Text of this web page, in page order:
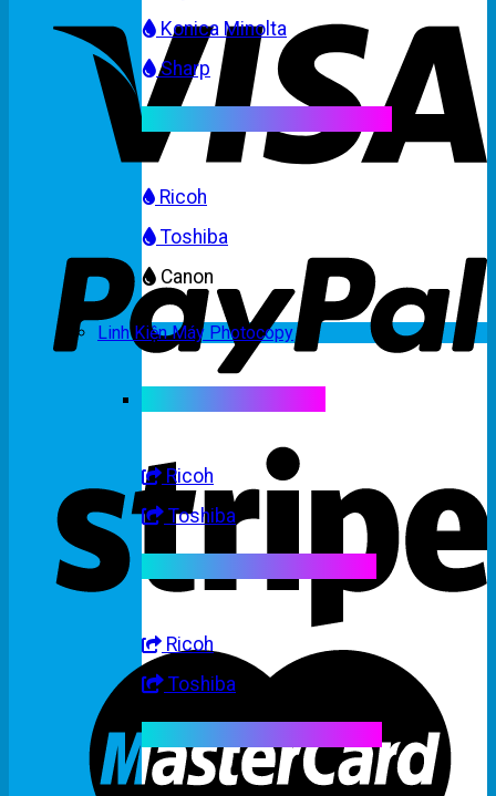
Konica Minolta
Sharp
Ricoh
Toshiba
Canon
Linh Kiện Máy Photocopy
Ricoh
Toshiba
Ricoh
Toshiba